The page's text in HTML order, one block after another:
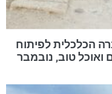
הכלכלית לפיתוח
ואוכל טוב, נובמבר